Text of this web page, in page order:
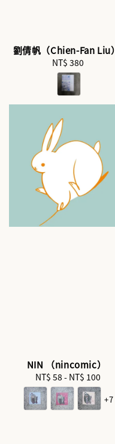
劉倩帆（Chien-Fan Liu）
Regular
price
NT$ 380
NIN （nincomic）
Regular
price
NT$ 58 - NT$ 100
+7